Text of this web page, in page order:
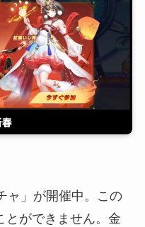
ャ」が開催中。この
とができません。金